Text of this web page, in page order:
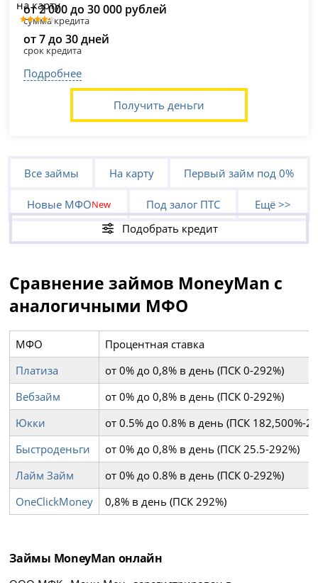
от 2 000 до 30 000 рублей
сумма кредита
от 7 до 30 дней
срок кредита
Подробнее
Получить деньги
Все займы На карту Первый займ под 0%
Новые МФОNew Под залог ПТС
Ещё >>
Подобрать кредит
Сравнение займов MoneyMan с
аналогичными МФО
МФО
Процентная ставка
Платиза
от 0% до 0,8% в день (ПСК 0-292%)
Вебзайм
от 0% до 0,8% в день (ПСК 0-292%)
Юкки
от 0.5% до 0.8% в день (ПСК 182,500%-
Быстроденьги
от 0% до 0,8% в день (ПСК 25.5-292%)
Лайм Займ
от 0% до 0.8% в день (ПСК 0-292%)
OneClickMoney
0,8% в день (ПСК 292%)
Займы MoneyMan онлайн